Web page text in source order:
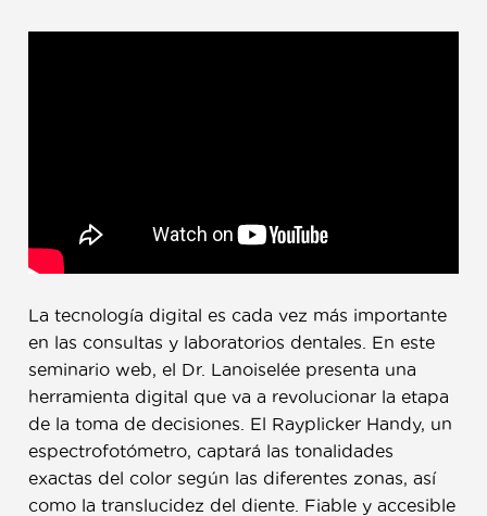
La tecnología digital es cada vez más importante
en las consultas y laboratorios dentales. En este
seminario web, el Dr. Lanoiselée presenta una
herramienta digital que va a revolucionar la etapa
de la toma de decisiones. El Rayplicker Handy, un
espectrofotómetro, captará las tonalidades
exactas del color según las diferentes zonas, así
como la translucidez del diente. Fiable y accesible